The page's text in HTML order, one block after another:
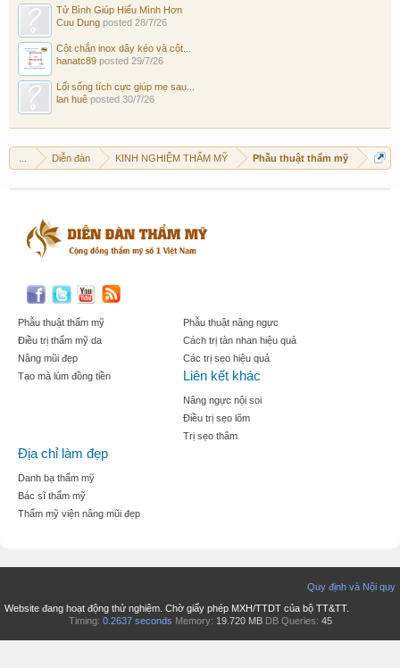
Tử Bình Giúp Hiểu Mình Hơn
Cuu Dung posted 28/7/26
Cột chắn inox dây kéo và cột...
hanatc89 posted 29/7/26
Lối sống tích cực giúp mẹ sau...
lan huê posted 30/7/26
Diễn đàn KINH NGHIỆM THẨM MỸ Phẫu thuật thẩm mỹ
Phẫu thuật thẩm mỹ
Điều trị thẩm mỹ da
Nâng mũi đẹp
Tạo mà lúm đồng tiền
Phẫu thuật nâng ngực
Cách trị tàn nhan hiệu quả
Các trị sẹo hiệu quả
Liên kết khác
Nâng ngực nội soi
Điều trị sẹo lõm
Trị sẹo thâm
Địa chỉ làm đẹp
Danh bạ thẩm mỹ
Bác sĩ thẩm mỹ
Thẩm mỹ viện nâng mũi đẹp
Quy định và Nội quy
Website đang hoạt động thử nghiệm. Chờ giấy phép MXH/TTDT của bộ TT&TT.
Timing: 0.2637 seconds Memory: 19.720 MB DB Queries: 45